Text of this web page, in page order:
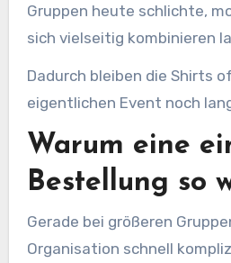
Gruppen heute schlichte,
sich vielseitig kombinieren
Dadurch bleiben die Shirts
eigentlichen Event noch
Warum eine
Bestellung so
Gerade bei größeren
Organisation schnell